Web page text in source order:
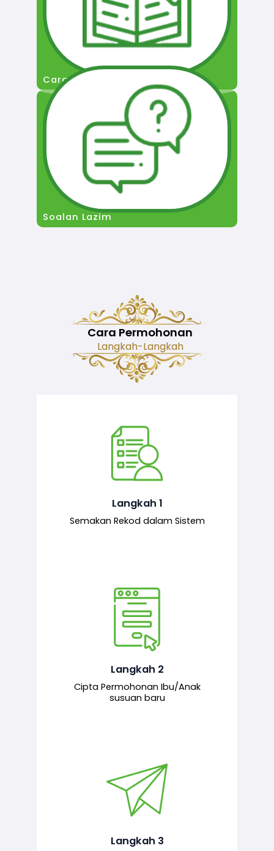
Cara Permohonan
Soalan Lazim
Cara Permohonan
Langkah-Langkah
Langkah 1
Semakan Rekod dalam Sistem
Semakan ke atas sejarah permohonan
yang pernah dibuat oleh pemohon,
Langkah 2
Cipta Permohonan Ibu/Anak
susuan baru
Pemohon mengisi borang
permohonan bagi pendaftaran
baharu melalui sistem.
Langkah 3
Permohonan yang lengkap dihantar
untuk proses semakan dan
bertanggungjawab.